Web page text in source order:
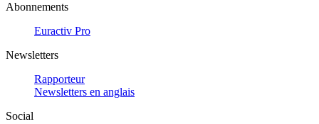
Abonnements
Euractiv Pro
Newsletters
Rapporteur
Newsletters en anglais
Social